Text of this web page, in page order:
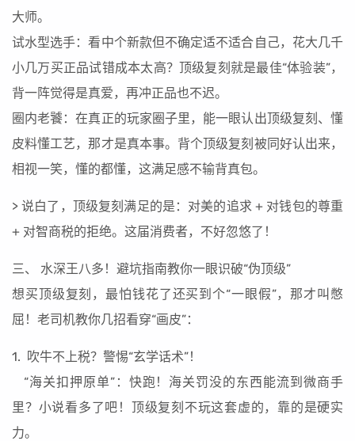
大师。
试水型选手：看中个新款但不确定适不适合自己，花大几千
小几万买正品试错成本太高？顶级复刻就是最佳“体验装”，
背一阵觉得是真爱，再冲正品也不迟。
圈内老饕：在真正的玩家圈子里，能一眼认出顶级复刻、懂
皮料懂工艺，那才是真本事。背个顶级复刻被同好认出来，
相视一笑，懂的都懂，这满足感不输背真包。
> 说白了，顶级复刻满足的是：对美的追求 + 对钱包的尊重
+ 对智商税的拒绝。这届消费者，不好忽悠了！
三、 水深王八多！避坑指南教你一眼识破“伪顶级”
想买顶级复刻，最怕钱花了还买到个“一眼假”，那才叫憋
屈！老司机教你几招看穿“画皮”：
1. 吹牛不上税？警惕“玄学话术”！
“海关扣押原单”：快跑！海关罚没的东西能流到微商手
里？小说看多了吧！顶级复刻不玩这套虚的，靠的是硬实
力。